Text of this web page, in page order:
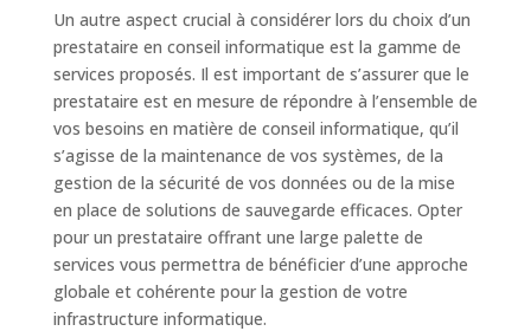
Un autre aspect crucial à considérer lors du choix d’un
prestataire en conseil informatique est la gamme de
services proposés. Il est important de s’assurer que le
prestataire est en mesure de répondre à l’ensemble de
vos besoins en matière de conseil informatique, qu’il
s’agisse de la maintenance de vos systèmes, de la
gestion de la sécurité de vos données ou de la mise
en place de solutions de sauvegarde efficaces. Opter
pour un prestataire offrant une large palette de
services vous permettra de bénéficier d’une approche
globale et cohérente pour la gestion de votre
infrastructure informatique.